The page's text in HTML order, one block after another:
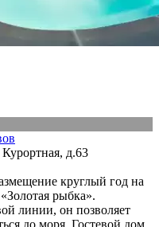
д.63
круглый год на
рыбка».
линии, он позволяет
до моря. Гостевой дом